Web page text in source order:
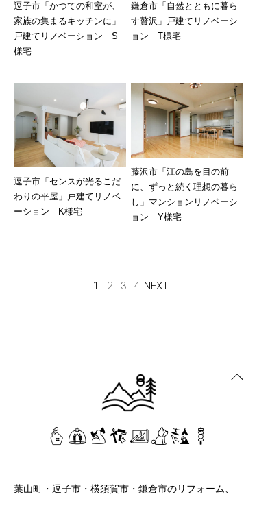
逗子市「かつての和室が、
家族の集まるキッチンに」
戸建てリノベーション S
様宅
鎌倉市「自然とともに暮ら
す贅沢」戸建てリノベーシ
ョン T様宅
逗子市「センスが光るこだ
わりの平屋」戸建てリノベ
ーション K様宅
藤沢市「江の島を目の前
に、ずっと続く理想の暮ら
し」マンションリノベーシ
ョン Y様宅
1 2 3 4 NEXT
葉山町・逗子市・横須賀市・鎌倉市のリフォーム、